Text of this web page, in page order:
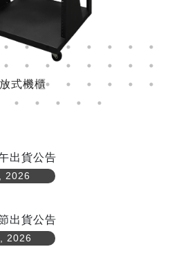
式機櫃
出貨公告
2026
出貨公告
2026